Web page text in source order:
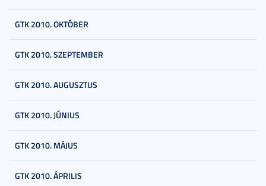
GTK 2010. OKTÓBER
GTK 2010. SZEPTEMBER
GTK 2010. AUGUSZTUS
GTK 2010. JÚNIUS
GTK 2010. MÁJUS
GTK 2010. ÁPRILIS